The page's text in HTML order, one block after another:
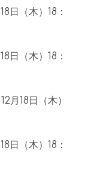
18 日（木） 18 ：
18 日（木） 18 ：
12月 18 日（木）
18 日（木） 18 ：